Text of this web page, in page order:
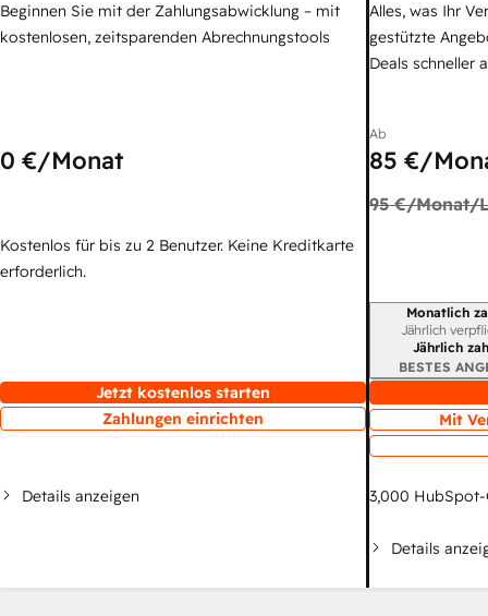
Beginnen Sie mit der Zahlungsabwicklung – mit
kostenlosen, zeitsparenden Abrechnungstools
0 €/Monat
Kostenlos für bis zu 2 Benutzer. Keine Kreditkarte
erforderlich.
Jetzt kostenlos starten
Zahlungen einrichten
Details anzeigen
Alles, was Ihr
gestützte
Deals schneller
Ab
85 €/
95 €/Monat/
Monatlich
Jährlich
Jährlich
BESTES
Mit
3,000
Details